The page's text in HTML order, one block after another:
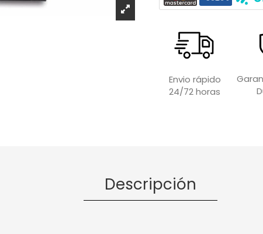
Envio rápido
24/72 horas
Descripción